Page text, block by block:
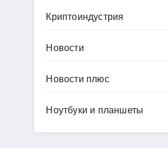
Криптоиндустрия
Новости
Новости плюс
Ноутбуки и планшеты